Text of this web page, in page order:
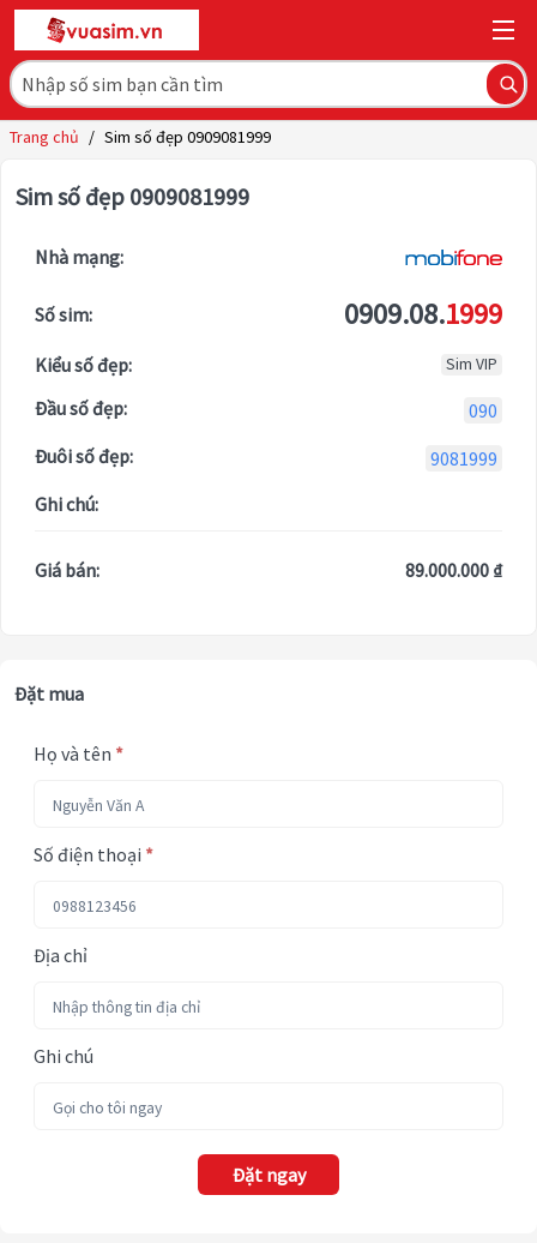
Trang chủ / Sim số đẹp 0909081999
Sim số đẹp 0909081999
Nhà mạng:
Số sim: 0909.08.1999
Kiểu số đẹp: Sim VIP
Đầu số đẹp:
090
Đuôi số đẹp:
9081999
Ghi chú:
Giá bán: 89.000.000 ₫
Đặt mua
Họ và tên *
Số điện thoại *
Địa chỉ
Ghi chú
Đặt ngay